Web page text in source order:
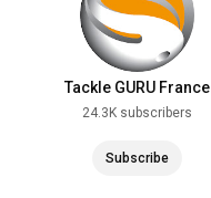
Tackle GURU France
24.3K subscribers
Subscribe